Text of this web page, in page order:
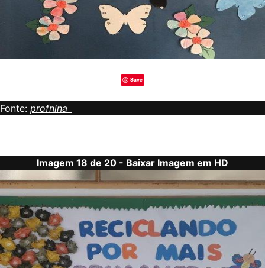
Save
Fonte: profnina_
Imagem 18 de 20 - Baixar Imagem em HD